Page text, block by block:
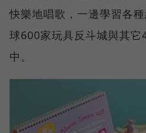
快樂地唱歌，一邊學習各
球600家玩具反斗城與其它
中。